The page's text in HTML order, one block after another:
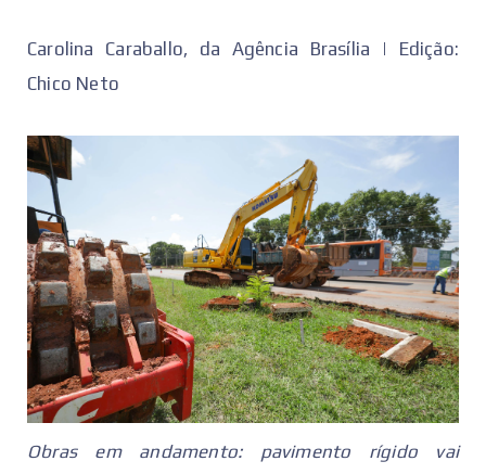
Carolina Caraballo, da Agência Brasília | Edição:
Chico Neto
Obras em andamento: pavimento rígido vai